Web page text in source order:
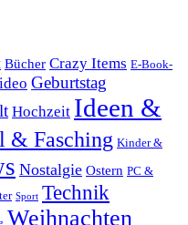
Bücher Crazy Items E-Book-
Geburtstag
Hochzeit Ideen &
& Fasching Kinder &
Nostalgie Ostern PC &
Sport Technik
Weihnachten